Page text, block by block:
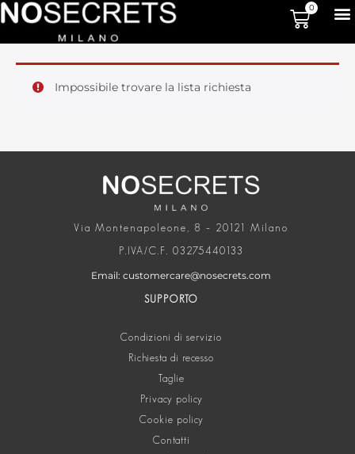
0
Impossibile trovare la lista richiesta
Via Montenapoleone, 8 – 20121 Milano
P.IVA/C.F. 03275440133
Email: customercare@nosecrets.com
SUPPORTO
Condizioni di servizio
Richiesta di recesso
Taglie
Privacy policy
Cookie policy
Contatti